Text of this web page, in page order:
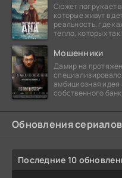
Сюжет погружает
которые живут в
реальность, где
тепло, которых
Мошенники
Дамир на
амбициозная идея
собственного
Обновления сериалов
Последние 10